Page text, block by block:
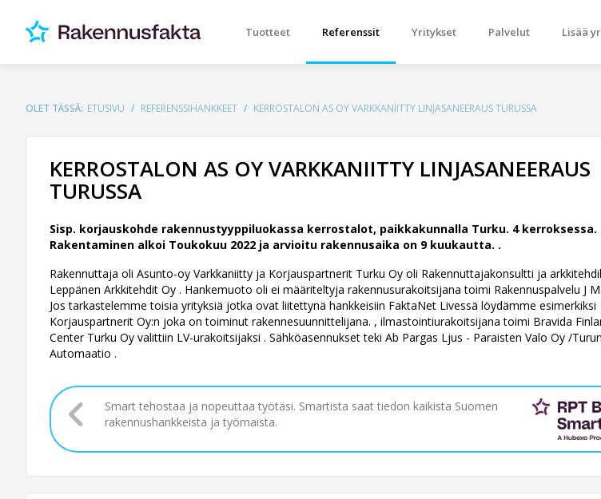
Tuotteet Referenssit Yritykset Palvelut Lisää
OLET TÄSSÄ: ETUSIVU REFERENSSIHANKKEET KERROSTALON AS OY VARKKANIITTY LINJASANEERAUS TURUSSA
KERROSTALON AS OY VARKKANIITTY LINJASANEERAUS
TURUSSA
Sisp. korjauskohde rakennustyyppiluokassa kerrostalot, paikkakunnalla Turku. 4 kerroksessa.
Rakentaminen alkoi Toukokuu 2022 ja arvioitu rakennusaika on 9 kuukautta. .
Rakennuttaja oli Asunto-oy Varkkaniitty ja Korjauspartnerit Turku Oy oli Rakennuttajakonsultti ja
Leppänen Arkkitehdit Oy . Hankemuoto oli ei määriteltyja rakennusurakoitsijana toimi Rakennuspalvelu J
Jos tarkastelemme toisia yrityksiä jotka ovat liitettynä hankkeisiin FaktaNet Livessä löydämme esimerkiksi
Korjauspartnerit Oy:n joka on toiminut rakennesuunnittelijana. , ilmastointiurakoitsijana toimi Bravida
Center Turku Oy valittiin LV-urakoitsijaksi . Sähköasennukset teki Ab Pargas Ljus - Paraisten Valo Oy /
Automaatio .
Smart tehostaa ja nopeuttaa työtäsi. Smartista saat tiedon kaikista Suomen
rakennushankkeista ja työmaista.